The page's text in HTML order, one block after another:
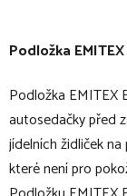
Podložka
Podložka EMITEX
autosedačky před
jídelních židliček
které není pro